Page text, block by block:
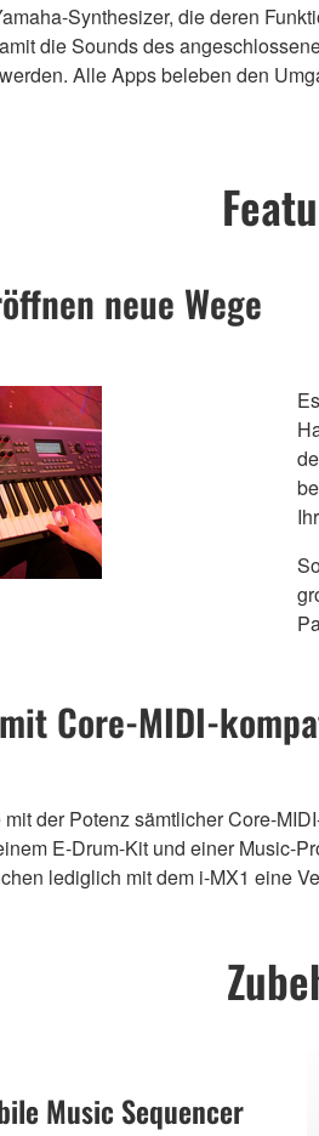
Synthesizer, die deren
die Sounds des
Alle Apps beleben den
neue Wege
Core-MIDI-
der Potenz sämtlicher Core-
E-Drum-Kit und einer Music-
lediglich mit dem i-MX1 eine
Music Sequencer